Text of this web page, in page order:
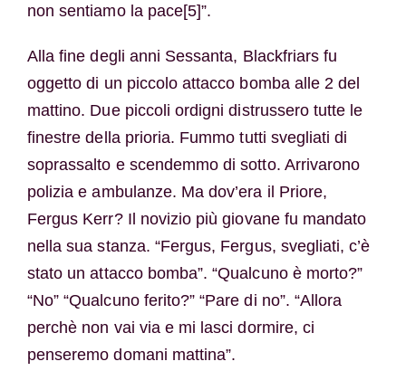
non sentiamo la pace[5]”.
Alla fine degli anni Sessanta, Blackfriars fu
oggetto di un piccolo attacco bomba alle 2 del
mattino. Due piccoli ordigni distrussero tutte le
finestre della prioria. Fummo tutti svegliati di
soprassalto e scendemmo di sotto. Arrivarono
polizia e ambulanze. Ma dov’era il Priore,
Fergus Kerr? Il novizio più giovane fu mandato
nella sua stanza. “Fergus, Fergus, svegliati, c’è
stato un attacco bomba”. “Qualcuno è morto?”
“No” “Qualcuno ferito?” “Pare di no”. “Allora
perchè non vai via e mi lasci dormire, ci
penseremo domani mattina”.